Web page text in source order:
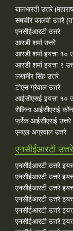
बालभारती उत्तरे
समचीर कालवी उत्तरे
एनसीईआरटी उत्तरे
आरडी शर्मा उत्तरे
आरडी शर्मा इयत्ता १०
आरडी शर्मा इयत्ता ९
लखमीर सिंह उत्तरे
टीएस ग्रेवाल उत्तरे
आईसीएसई इयत्ता १०
सेलिना आईसीएसई
फ्रँक आईसीएसई उत्तरे
एमएल अग्रवाल उत्तरे
एनसीईआरटी उत्तरे
एनसीईआरटी उत्तरे
एनसीईआरटी उत्तरे
एनसीईआरटी उत्तरे
एनसीईआरटी उत्तरे
एनसीईआरटी उत्तरे
एनसीईआरटी उत्तरे